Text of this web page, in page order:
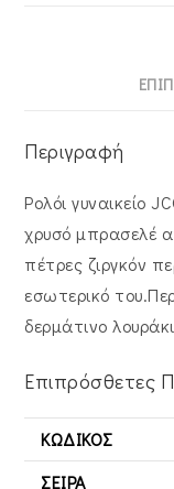
Περιγραφή
Ρολόι γυναικείο
χρυσό μπρασελέ
πέτρες ζιργκόν
εσωτερικό
δερμάτινο
Επιπρόσθετες
ΚΩΔΙΚΌΣ
ΣΕΙΡΆ